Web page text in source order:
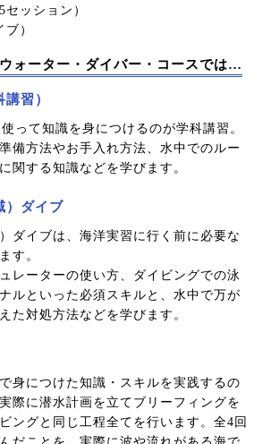
セッション）
）
ォーター・ダイバー・コースでは…
習）
って知識を身につけるのが学科講習。
備方法やお手入れ方法、水中でのルー
関する知識などを学びます。
）ダイブ
ダイブは、海洋実習に行く前に必要な
す。
レーターの使い方、ダイビングでの泳
ルといった必須スキルと、水中で万が
た対処方法などを学びます。
身につけた知識・スキルを実践するの
際に潜水計画を立てブリーフィングを
ングと同じ工程全てを行います。全4回